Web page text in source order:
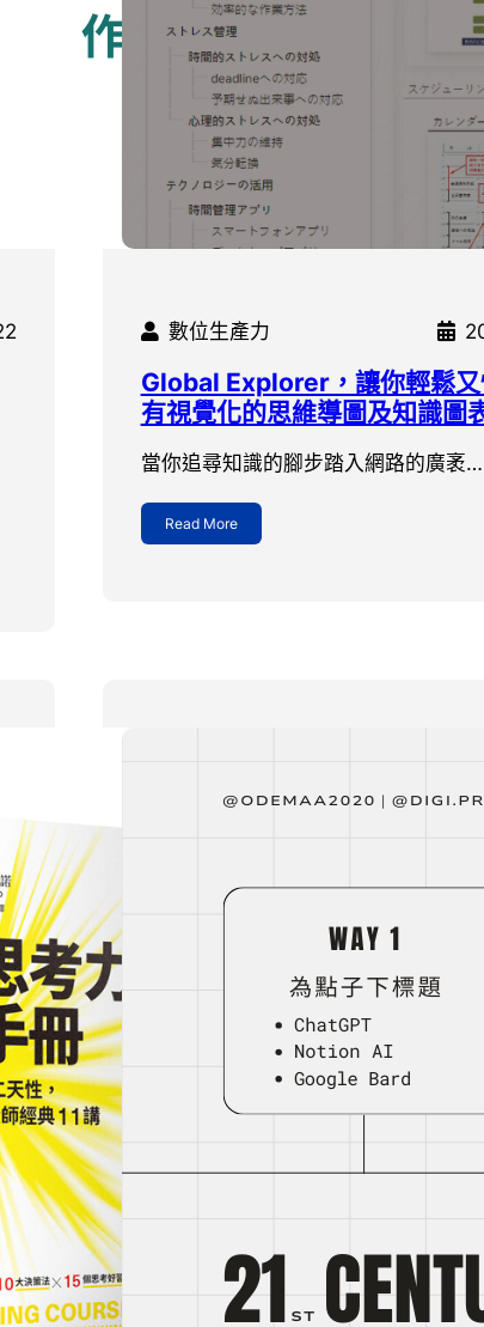
數位生產力
Global Explorer，讓你輕鬆又
有視覺化的思維導圖及知識圖
當你追尋知識的腳步踏入網路的廣袤…
Read More